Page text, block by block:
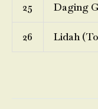
25 Daging
26 Lidah